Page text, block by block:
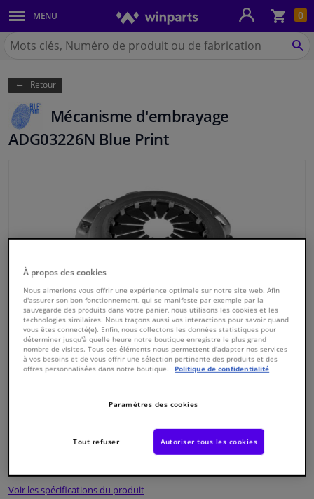
0
MENU
Carrosserie & tôles
Feux & ampoules
Freinage
Système d'échappement
Refroidissement & chauffage
Pièces moteur & accessoires
Filtres & liquides
Bagages & transport
Fenêtres & accessoires
Atelier & outils
Chercher
Winparts.be
Retour
Mécanisme d'embrayage
ADG03226N Blue Print
Numéro de produit d'origine:0324130
Voir les spécifications du produit
À propos des cookies
Nous aimerions vous offrir une expérience optimale sur notre site web. Afin
d'assurer son bon fonctionnement, qui se manifeste par exemple par la
sauvegarde des produits dans votre panier, nous utilisons les cookies et les
technologies similaires. Nous traçons aussi vos interactions pour savoir quand
vous êtes connecté(e). Enfin, nous collectons les données statistiques pour
déterminer jusqu'à quelle heure notre boutique enregistre le plus grand
nombre de visites. Tous ces éléments nous permettent d'adapter nos services
à vos besoins et de vous offrir une sélection pertinente des produits et des
offres personnalisées dans notre boutique.
Politique de confidentialité
Paramètres des cookies
Tout refuser Autoriser tous les cookies